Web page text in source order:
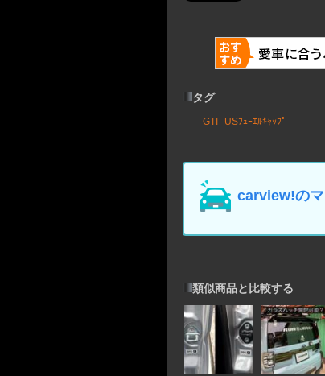
タグ
GTI USﾌｭｰｴﾙｷｬｯﾌﾟ
carview!のマ
類似商品と比較する